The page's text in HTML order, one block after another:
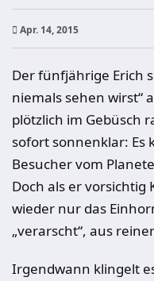
Apr. 14, 2015
Der fünfjährige Erich
niemals sehen wirst“
plötzlich im Gebüsch
sofort sonnenklar: Es
Besucher vom
Doch als er
wieder nur das
„verarscht“, aus
Irgendwann klingelt